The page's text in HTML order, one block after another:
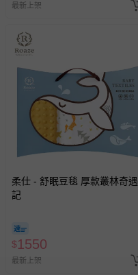
最新上架
柔仕 - 舒眠豆毯 厚款叢林奇遇
記
$1550
最新上架